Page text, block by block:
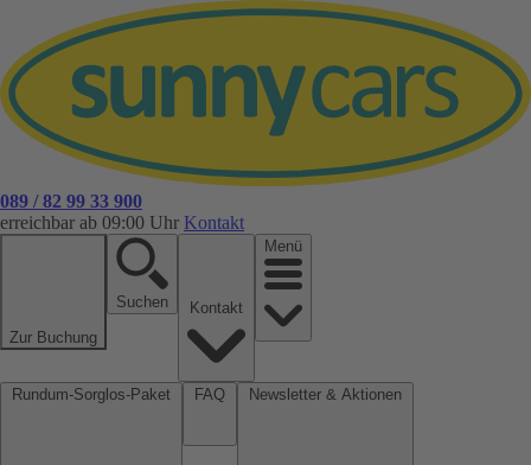
089 / 82 99 33 900
erreichbar ab 09:00 Uhr Kontakt
Zur Buchung
Suchen
Menü